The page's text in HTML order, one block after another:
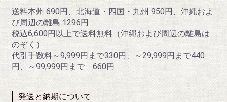
送料本州 690円、北海道・四国・九州 950円、沖縄およ
び周辺の離島 1296円
税込6,600円以上で送料無料（沖縄および周辺の離島は
のぞく）
代引手数料～9,999円まで330円、～29,999円まで440
円、～99,999円まで 660円
発送と納期について